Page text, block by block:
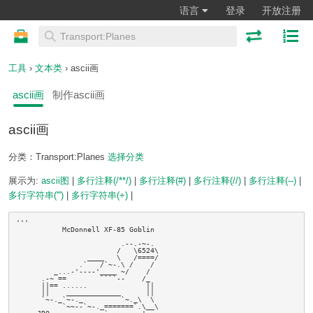
语言 登录 开放注册
工具 › 文本类 › ascii画
ascii画 制作ascii画
ascii画
分类：Transport:Planes 选择分类
展示为: ascii图 多行注释(/**/) 多行注释(#) 多行注释(//) 多行注释(--)
多行字符串(''')
多行字符串(+)
'''
           McDonnell XF-85 Goblin
                         .--.-~-.
                        /   \6524\
                 ____   \   /====/
               .`   /`~-.\ /    /
         _...-'----'____ ~/    /
      .-~ ==        ````--    /_
      ||== ......              ||
      `~-._`~-._         `~._\  \
           `~~--`~-._=======`.\__\